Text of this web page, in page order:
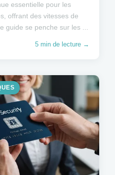
essentielle pour les
offrant des vitesses de
guide se penche sur les ...
5 min de lecture →